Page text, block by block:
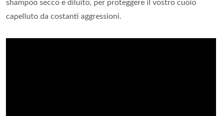
shampoo secco e diluito, per proteggere il vostro cuoio
capelluto da costanti aggressioni.